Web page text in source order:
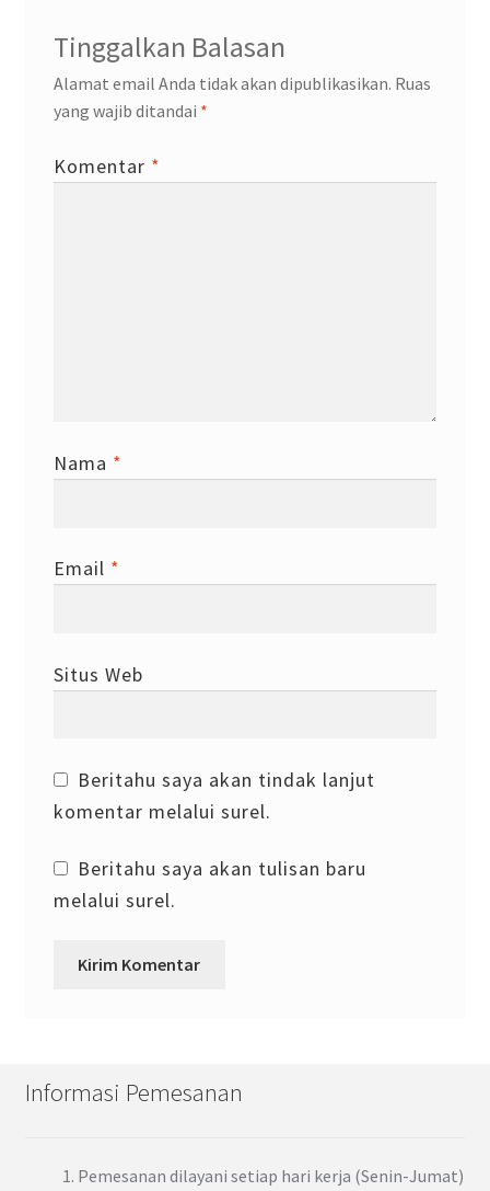
Tinggalkan Balasan
Alamat email Anda tidak akan dipublikasikan. Ruas
yang wajib ditandai *
Komentar *
Nama *
Email *
Situs Web
Beritahu saya akan tindak lanjut
komentar melalui surel.
Beritahu saya akan tulisan baru
melalui surel.
Informasi Pemesanan
Pemesanan dilayani setiap hari kerja (Senin-Jumat)